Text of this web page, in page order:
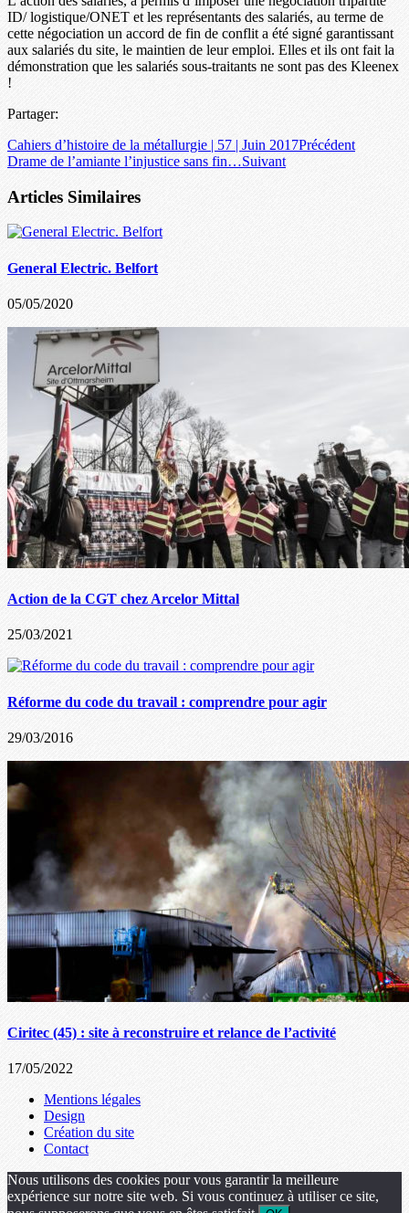
ID/ logistique/ONET et les représentants des salariés, au terme de
cette négociation un accord de fin de conflit a été signé garantissant
aux salariés du site, le maintien de leur emploi. Elles et ils ont fait la
démonstration que les salariés sous-traitants ne sont pas des Kleenex
!
Partager:
Cahiers d’histoire de la métallurgie | 57 | Juin 2017Précédent
Drame de l’amiante l’injustice sans fin…Suivant
Articles Similaires
General Electric. Belfort
05/05/2020
Action de la CGT chez Arcelor Mittal
25/03/2021
Réforme du code du travail : comprendre pour agir
29/03/2016
Ciritec (45) : site à reconstruire et relance de l’activité
17/05/2022
Mentions légales
Design
Création du site
Contact
Nous utilisons des cookies pour vous garantir la meilleure
expérience sur notre site web. Si vous continuez à utiliser ce site,